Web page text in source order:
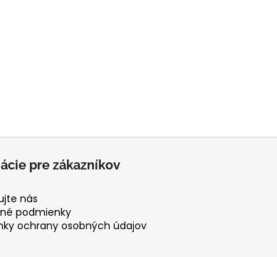
pre zákazníkov
nás
podmienky
ochrany osobných údajov